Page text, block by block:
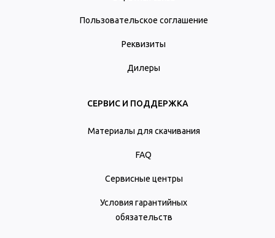
СЕРВИС И ПОДДЕРЖКА
Материалы для скачивания
FAQ
Сервисные центры
Условия гарантийных
обязательств
Пользовательское соглашение
Реквизиты
Дилеры